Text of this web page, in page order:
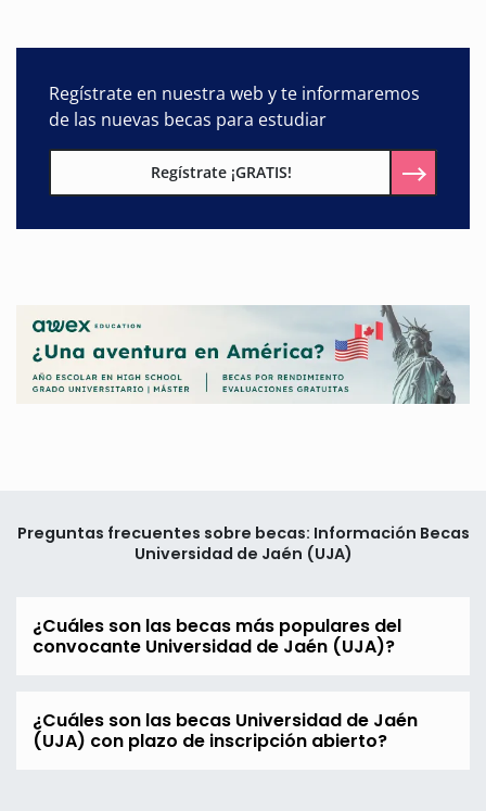
Regístrate en nuestra web y te informaremos
de las nuevas becas para estudiar
Regístrate ¡GRATIS!
Preguntas frecuentes sobre becas: Información Becas
Universidad de Jaén (UJA)
¿Cuáles son las becas más populares del
convocante Universidad de Jaén (UJA)?
¿Cuáles son las becas Universidad de Jaén
(UJA) con plazo de inscripción abierto?